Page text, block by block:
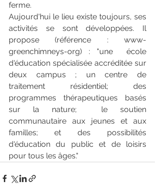
ferme.
Aujourd'hui le lieu existe toujours, ses
activités se sont développées. Il
propose (référence : www-
greenchimneys-org) : "une  école
d'éducation spécialisée accréditée sur
deux campus ; un centre de
traitement résidentiel; des
programmes thérapeutiques basés
sur la nature;  le soutien
communautaire aux jeunes et aux
familles; et des possibilités
d'éducation du public et de loisirs
pour tous les âges."